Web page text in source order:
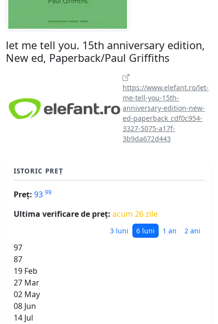
let me tell you. 15th anniversary edition,
New ed, Paperback/Paul Griffiths
https://www.elefant.ro/let-
me-tell-you-15th-
anniversary-edition-new-
ed-paperback_cdf0c954-
3327-5075-a17f-
3b9da672d443
ISTORIC PREȚ
Preț: 93 99
Ultima verificare de preț: acum 26 zile
3 luni 6 luni 1 an 2 ani
97
87
19 Feb
27 Mar
02 May
08 Jun
14 Jul